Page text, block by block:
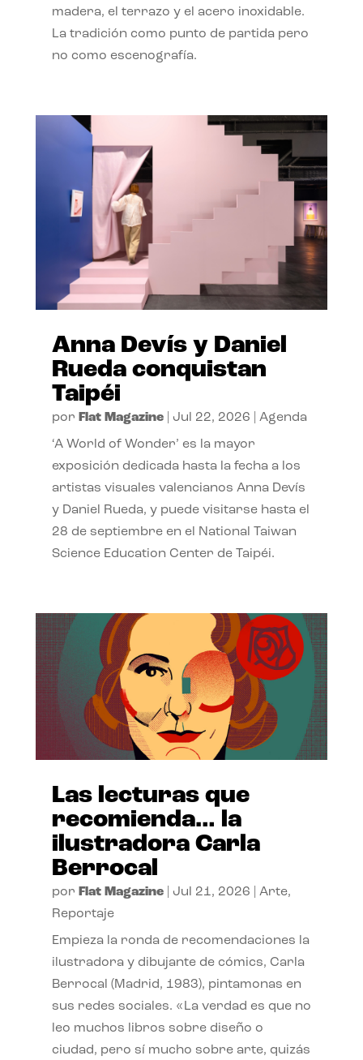
madera, el terrazo y el acero inoxidable.
La tradición como punto de partida pero
no como escenografía.
Anna Devís y Daniel
Rueda conquistan
Taipéi
por Flat Magazine| Jul 22, 2026 Agenda
‘A World of Wonder’ es la mayor
exposición dedicada hasta la fecha a los
artistas visuales valencianos Anna Devís
y Daniel Rueda, y puede visitarse hasta el
28 de septiembre en el National Taiwan
Science Education Center de Taipéi.
Las lecturas que
recomienda… la
ilustradora Carla
Berrocal
por Flat Magazine| Jul 21, 2026 Arte,
Reportaje
Empieza la ronda de recomendaciones la
ilustradora y dibujante de cómics, Carla
Berrocal (Madrid, 1983), pintamonas en
sus redes sociales. «La verdad es que no
leo muchos libros sobre diseño o
ciudad, pero sí mucho sobre arte, quizás